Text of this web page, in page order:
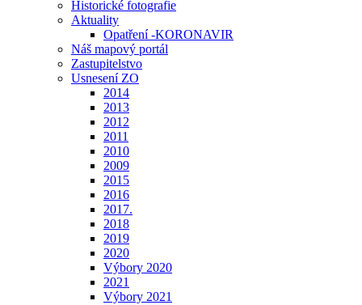
Historické fotografie
Aktuality
Opatření -KORONAVIR
Náš mapový portál
Zastupitelstvo
Usnesení ZO
2014
2013
2012
2011
2010
2009
2015
2016
2017.
2018
2019
2020
Výbory 2020
2021
Výbory 2021